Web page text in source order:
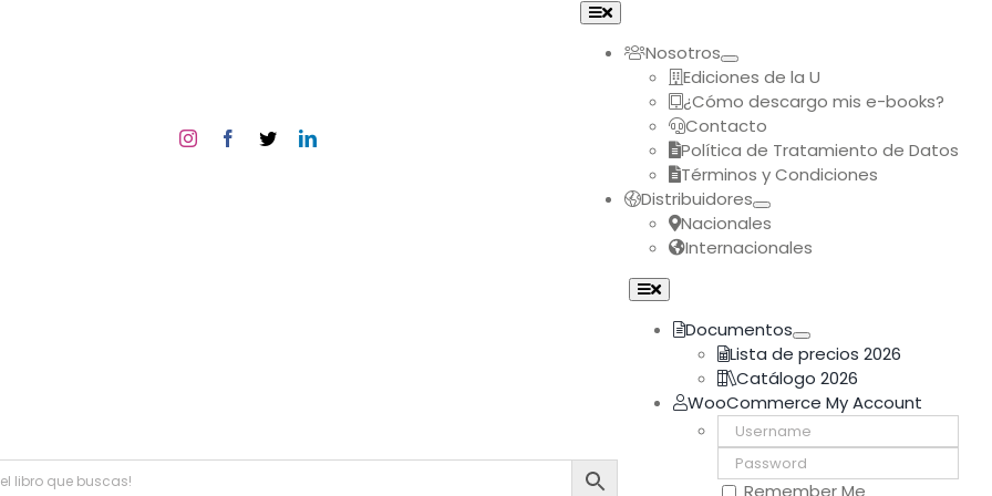
Toggle
Navigation
Nosotros
Ediciones de la U
¿Cómo descargo mis e-books?
Contacto
Política de Tratamiento de Datos
Términos y Condiciones
Distribuidores
Nacionales
Internacionales
Toggle
Navigation
Documentos
Lista de precios 2026
Catálogo 2026
WooCommerce My Account
Username:
Password:
Remember Me